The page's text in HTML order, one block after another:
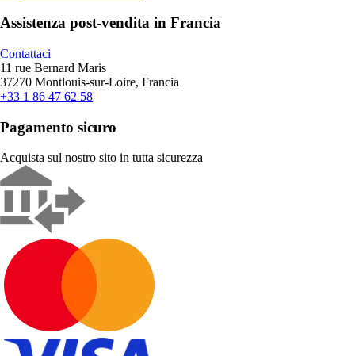
Assistenza post-vendita in Francia
Contattaci
11 rue Bernard Maris
37270 Montlouis-sur-Loire, Francia
+33 1 86 47 62 58
Pagamento sicuro
Acquista sul nostro sito in tutta sicurezza